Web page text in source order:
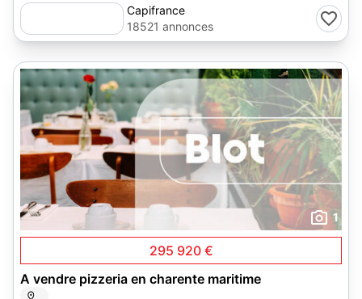
Capifrance
18521 annonces
1
295 920 €
A vendre pizzeria en charente maritime